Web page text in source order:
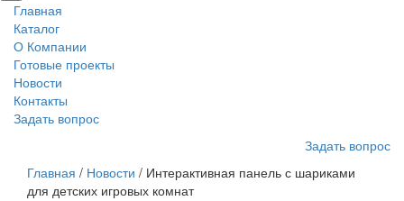
Главная
Каталог
О Компании
Готовые проекты
Новости
Контакты
Задать вопрос
Задать вопрос
Главная / Новости / Интерактивная панель с шариками
для детских игровых комнат